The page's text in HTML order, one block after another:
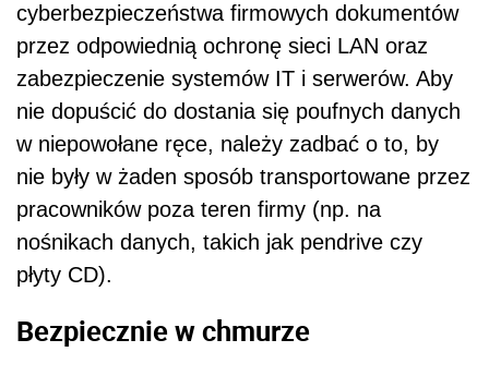
cyberbezpieczeństwa firmowych dokumentów
przez odpowiednią ochronę sieci LAN oraz
zabezpieczenie systemów IT i serwerów. Aby
nie dopuścić do dostania się poufnych danych
w niepowołane ręce, należy zadbać o to, by
nie były w żaden sposób transportowane przez
pracowników poza teren firmy (np. na
nośnikach danych, takich jak pendrive czy
płyty CD).
Bezpiecznie w chmurze